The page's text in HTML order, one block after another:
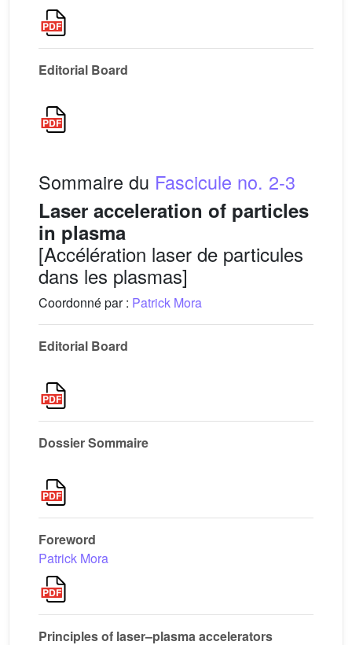
Editorial Board
Sommaire du Fascicule no. 2-3
Laser acceleration of particles
in plasma
[Accélération laser de particules
dans les plasmas]
Coordonné par : Patrick Mora
Editorial Board
Dossier Sommaire
Foreword
Patrick Mora
Principles of laser–plasma accelerators